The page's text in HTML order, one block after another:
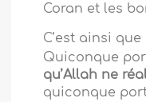
Coran et les
C’est ainsi
Quiconque
qu’Allah ne
quiconque